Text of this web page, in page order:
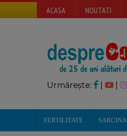
ACASA NOUTATI
Urmărește: |
FERTILITATE SARCINA